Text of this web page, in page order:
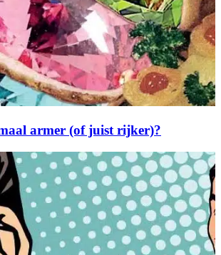
armer (of juist rijker)?